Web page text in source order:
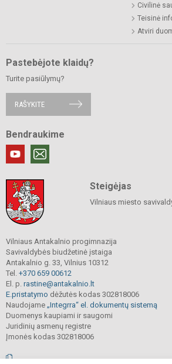
Civilinė
Teisinė
Atviri
Pastebėjote klaidų?
Turite pasiūlymų?
RAŠYKITE
Bendraukime
Steigėjas
Vilniaus miesto
Vilniaus Antakalnio progimnazija
Savivaldybės biudžetinė įstaiga
Antakalnio g. 33, Vilnius 10312
Tel. +370 659 00612
El. p. rastine@antakalnio.lt
E.pristatymo dėžutės kodas 302818006
Naudojame „Integrra“ el. dokumentų sistemą
Duomenys kaupiami ir saugomi
Juridinių asmenų registre
Įmonės kodas 302818006